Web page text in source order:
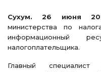
Сухум. 26 июня
министерства по
информационный
налогоплательщика.
Главный специалист